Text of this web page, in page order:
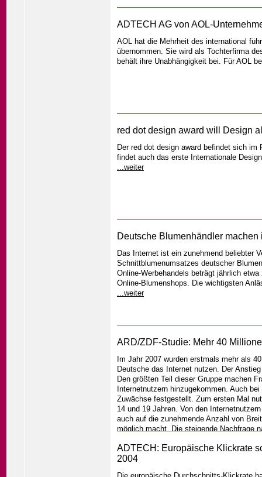
ADTECH AG von AOL-
AOL hat die Mehrheit des international
übernommen. Sie wird als Tochterfirma
behält ihre Unabhängigkeit bei. Für AOL
red dot design award will Design
Der red dot design award befindet sich im
findet auch das erste Internationale
...weiter
Deutsche Blumenhändler
Das Internet ist ein zunehmend beliebter
Schnittblumenumsatzes deutscher
Online-Werbehandels beträgt jährlich
Online-Blumenshops. Die wichtigsten
...weiter
ARD/ZDF-Studie: Mehr 40
Im Jahr 2007 wurden erstmals mehr als
Deutsche das Internet nutzen. Der
Den größten Teil dieser Gruppe machen
Internetnutzern hinzugekommen. Auch
Zuwächse festgestellt. Zum ersten Mal
14 und 19 Jahren. Von den
auch auf die zunehmende Anzahl von
möglich macht. Die steigende Nachfrage
aber noch ausgeweitet werden. ...weiter
ADTECH: Europäische Klickrate
2004